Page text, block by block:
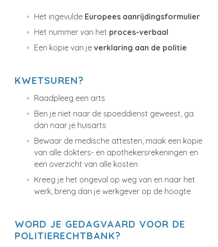
Het ingevulde Europees aanrijdingsformulier
Het nummer van het proces-verbaal
Een kopie van je verklaring aan de politie
KWETSUREN?
Raadpleeg een arts
Ben je niet naar de spoeddienst geweest, ga
dan naar je huisarts
Bewaar de medische attesten, maak een kopie
van alle dokters- en apothekersrekeningen en
een overzicht van alle kosten
Kreeg je het ongeval op weg van en naar het
werk, breng dan je werkgever op de hoogte
WORD JE GEDAGVAARD VOOR DE
POLITIERECHTBANK?